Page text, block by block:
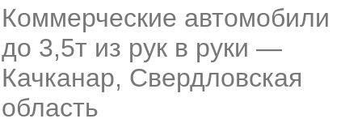
Коммерческие автомобили
до 3,5т из рук в руки —
Качканар, Свердловская
область